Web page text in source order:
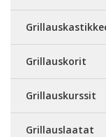
Grillauskorit
Grillauskurssit
Grillauslaatat